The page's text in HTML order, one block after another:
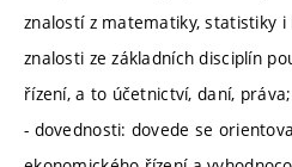
znalostí z matematiky, statistiky
znalosti ze základních disciplín
řízení, a to účetnictví, daní, práva;
- dovednosti: dovede se